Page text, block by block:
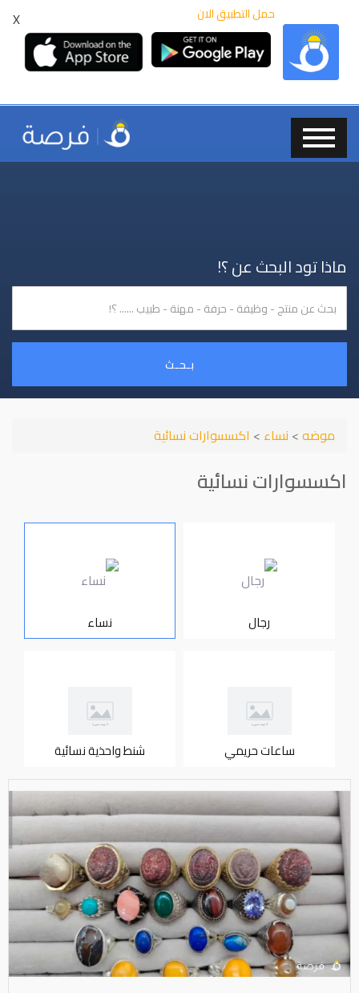
X حمل التطبيق الان
ماذا تود البحث عن ؟!
بـحـث
موضه> نساء > اكسسوارات نسائية
اكسسوارات نسائية
رجال نساء
ساعات حريمي شنط واحذية نسائية